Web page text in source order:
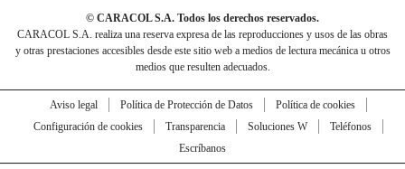
© CARACOL S.A. Todos los derechos reservados.
CARACOL S.A. realiza una reserva expresa de las reproducciones y usos de las obras
y otras prestaciones accesibles desde este sitio web a medios de lectura mecánica u otros
medios que resulten adecuados.
Aviso legal Política de Protección de Datos
Política de cookies
Configuración de cookies
Transparencia Soluciones W
Teléfonos
Escríbanos